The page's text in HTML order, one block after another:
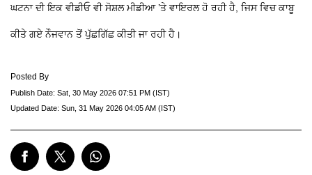
ਘਟਨਾ ਦੀ ਇਕ ਵੀਡੀਓ ਵੀ ਸੋਸ਼ਲ ਮੀਡੀਆ ’ਤੇ ਵਾਇਰਲ ਹੋ ਰਹੀ ਹੈ, ਜਿਸ ਵਿਚ ਕਾਬੂ
ਕੀਤੇ ਗਏ ਨੌਜਵਾਨ ਤੋਂ ਪੁੱਛਗਿੱਛ ਕੀਤੀ ਜਾ ਰਹੀ ਹੈ।
Posted By
Publish Date: Sat, 30 May 2026 07:51 PM (IST)
Updated Date: Sun, 31 May 2026 04:05 AM (IST)